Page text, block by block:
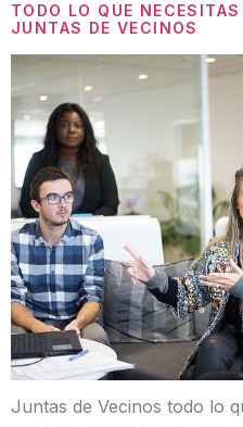
TODO LO QUE
JUNTAS DE VECINOS
Juntas de Vecinos todo lo